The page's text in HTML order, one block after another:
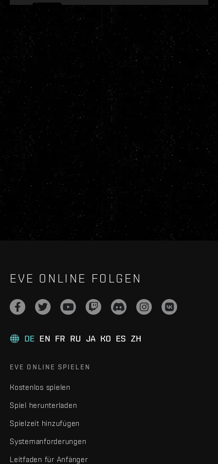
EVE ONLINE FOLGEN
DE EN FR RU JA KO ES ZH
EVE ONLINE SPIELEN
Kostenlos spielen
Spiel herunterladen
Spielzeit hinzufügen
Systemanforderungen
Leitfaden für Anfänger